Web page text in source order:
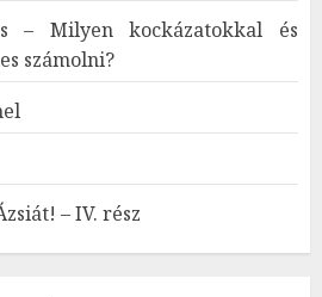
– Milyen kockázatokkal és
számolni?
– IV. rész